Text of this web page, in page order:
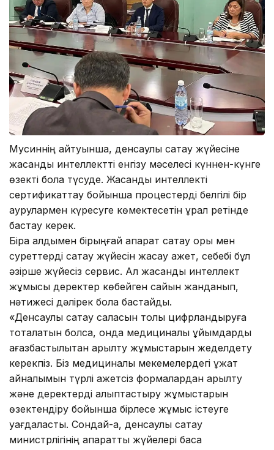
Мусиннің айтуынша, денсаулық сақтау жүйесіне
жасанды интеллектті енгізу мәселесі күннен-күнге
өзекті бола түсуде. Жасанды интеллекті
сертификаттау бойынша процестерді белгілі бір
аурулармен күресуге көмектесетін құрал ретінде
бастау керек.
Бірақ алдымен бірыңғай ақпарат сақтау қоры мен
суреттерді сақтау жүйесін жасау қажет, себебі бұл
әзірше жүйесіз сервис. Ал жасанды интеллект
жұмысы деректер көбейген сайын жанданып,
нәтижесі дәлірек бола бастайды.
«Денсаулық сақтау саласын толық цифрландыруға
тоқталатын болсақ, онда медициналық ұйымдарды
қағазбастылықтан арылту жұмыстарын жеделдету
керекпіз. Біз медициналық мекемелердегі құжат
айналымын түрлі қажетсіз формалардан арылту
және деректерді қалыптастыру жұмыстарын
өзектендіру бойынша бірлесе жұмыс істеуге
уағдаластық. Сондай-ақ, денсаулық сақтау
министрлігінің ақпараттық жүйелері басқа